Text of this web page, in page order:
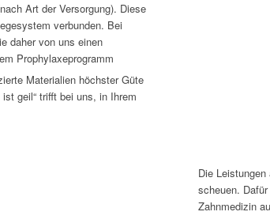
Art der Versorgung). Diese
verbunden. Bei
daher von uns einen
Prophylaxeprogramm
Materialien höchster Güte
geil“ trifft bei uns, in Ihrem
Die
scheuen.
Zahnmedizin